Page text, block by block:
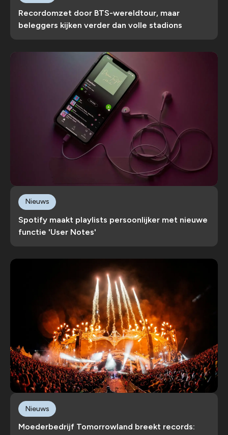
Recordomzet door BTS-wereldtour, maar
beleggers kijken verder dan volle stadions
Spotify maakt playlists persoonlijker met nieuwe
functie 'User Notes'
Nieuws
Moederbedrijf Tomorrowland breekt records:
Nieuws